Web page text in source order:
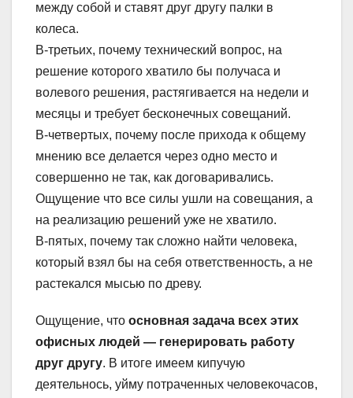
между собой и ставят друг другу палки в
колеса.
В-третьих, почему технический вопрос, на
решение которого хватило бы получаса и
волевого решения, растягивается на недели и
месяцы и требует бесконечных совещаний.
В-четвертых, почему после прихода к общему
мнению все делается через одно место и
совершенно не так, как договаривались.
Ощущение что все силы ушли на совещания, а
на реализацию решений уже не хватило.
В-пятых, почему так сложно найти человека,
который взял бы на себя ответственность, а не
растекался мысью по древу.
Ощущение, что основная задача всех этих
офисных людей — генерировать работу
друг другу. В итоге имеем кипучую
деятельнось, уйму потраченных человекочасов,